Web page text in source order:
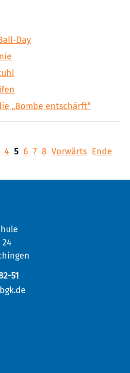
Day
„Bombe entschärft“
4 5 6 7 8 Vorwärts Ende
51